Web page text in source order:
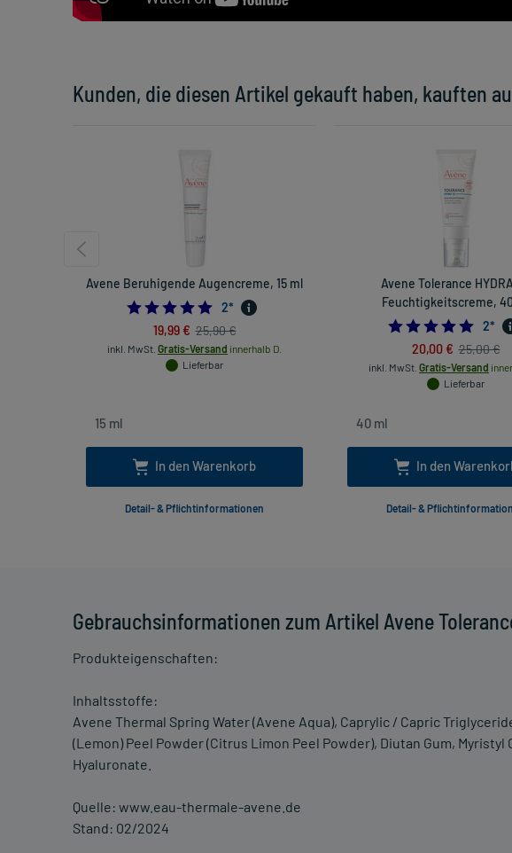
Gebrauchsinformationen zum Artikel Avene
Produkteigenschaften:
Inhaltsstoffe:
Avene Thermal Spring Water (Avene Aqua), Caprylic / Capric
(Lemon) Peel Powder (Citrus Limon Peel Powder), Diutan Gum,
Hyaluronate.
Quelle: www.eau-thermale-avene.de
Stand: 02/2024
Kunden, die diesen Artikel gekauft haben, kauften
Avene Beruhigende Augencreme, 15 ml
5.0
2*
19,99 € 25,90 €
inkl. MwSt. Gratis-Versand innerhalb D.
Lieferbar
In den Warenkorb
Detail- & Pflichtinformationen
Avene Tolerance
Feuchtigkeitscreme,
5.0
2*
20,00 € 25,00 €
inkl. MwSt. Gratis-Versand
Lieferbar
In den
Detail- &